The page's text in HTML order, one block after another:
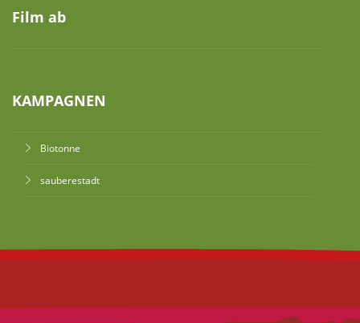
Film ab
KAMPAGNEN
Biotonne
sauberestadt